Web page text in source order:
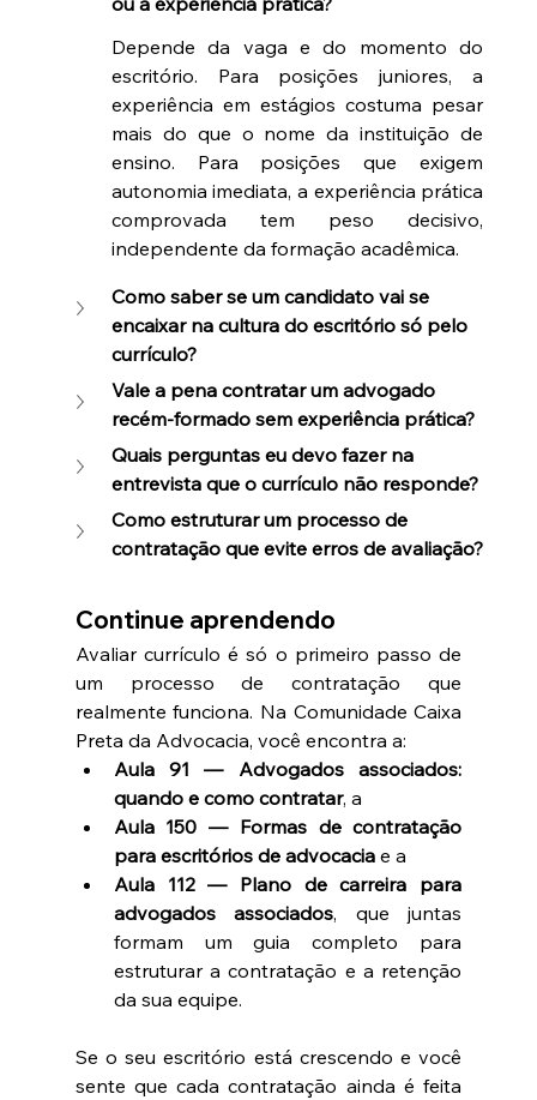
Depende da vaga e do momento do
escritório. Para posições juniores, a
experiência em estágios costuma pesar
mais do que o nome da instituição de
ensino. Para posições que exigem
autonomia imediata, a experiência prática
comprovada tem peso decisivo,
independente da formação acadêmica.
Como saber se um candidato vai se
encaixar na cultura do escritório só pelo
currículo?
Vale a pena contratar um advogado
recém-formado sem experiência prática?
Quais perguntas eu devo fazer na
entrevista que o currículo não responde?
Como estruturar um processo de
contratação que evite erros de avaliação?
Continue aprendendo
Avaliar currículo é só o primeiro passo de
um processo de contratação que
realmente funciona. Na Comunidade Caixa
Preta da Advocacia, você encontra a:
Aula 91 — Advogados associados:
quando e como contratar, a
Aula 150 — Formas de contratação
para escritórios de advocacia e a
Aula 112 — Plano de carreira para
advogados associados, que juntas
formam um guia completo para
estruturar a contratação e a retenção
da sua equipe.
Se o seu escritório está crescendo e você
sente que cada contratação ainda é feita